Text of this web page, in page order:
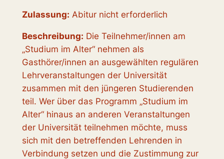
Zulassung: Abitur nicht erforderlich
Beschreibung: Die Teilnehmer/innen am
„Studium im Alter“ nehmen als
Gasthörer/innen an ausgewählten regulären
Lehrveranstaltungen der Universität
zusammen mit den jüngeren Studierenden
teil. Wer über das Programm „Studium im
Alter“ hinaus an anderen Veranstaltungen
der Universität teilnehmen möchte, muss
sich mit den betreffenden Lehrenden in
Verbindung setzen und die Zustimmung zur